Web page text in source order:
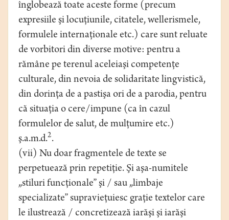
înglobează toate aceste forme (precum
expresiile şi locuţiunile, citatele, wellerismele,
formulele internaţionale etc.) care sunt reluate
de vorbitori din diverse motive: pentru a
rămâne pe terenul aceleiaşi competenţe
culturale, din nevoia de solidaritate lingvistică,
din dorinţa de a pastişa ori de a parodia, pentru
că situaţia o cere/impune (ca în cazul
formulelor de salut, de mulţumire etc.)
ş.a.m.d.2.
(vii) Nu doar fragmentele de texte se
perpetuează prin repetiţie. Şi aşa-numitele
„stiluri funcţionale” şi / sau „limbaje
specializate” supravieţuiesc graţie textelor care
le ilustrează / concretizează iarăşi şi iarăşi